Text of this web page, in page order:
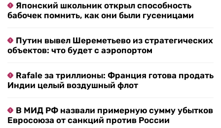
Японский школьник открыл способность
бабочек помнить, как они были гусеницами
Путин вывел Шереметьево из стратегических
объектов: что будет с аэропортом
Rafale за триллионы: Франция готова продать
Индии целый воздушный флот
В МИД РФ назвали примерную сумму убытков
Евросоюза от санкций против России